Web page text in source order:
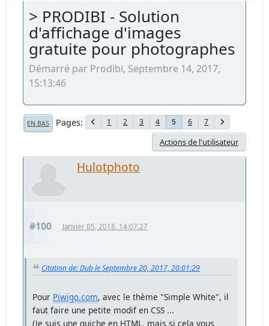
> PRODIBI - Solution
d'affichage d'images
gratuite pour photographes
Démarré par Prodibi, Septembre 14, 2017,
15:13:46
EN BAS Pages 1 2 3 4 5 6 7
Actions de l'utilisateur
Hulotphoto
#100 Janvier 05, 2018, 14:07:27
Citation de: Dub le Septembre 20, 2017, 20:01:29
Pour Piwigo.com, avec le thème "Simple White", il
faut faire une petite modif en CSS ...
(Je suis une quiche en HTML, mais si cela vous